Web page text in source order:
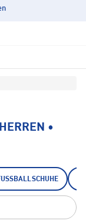
• F